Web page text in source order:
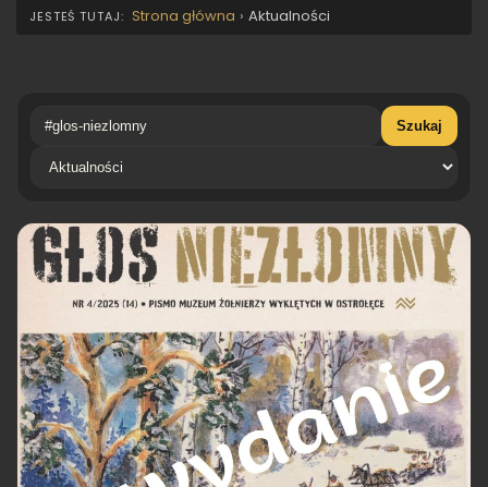
Strona główna › Aktualności
Szukaj
Kategoria